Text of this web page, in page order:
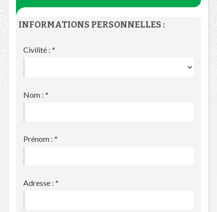
INFORMATIONS PERSONNELLES :
Civilité : *
Nom : *
Prénom : *
Adresse : *